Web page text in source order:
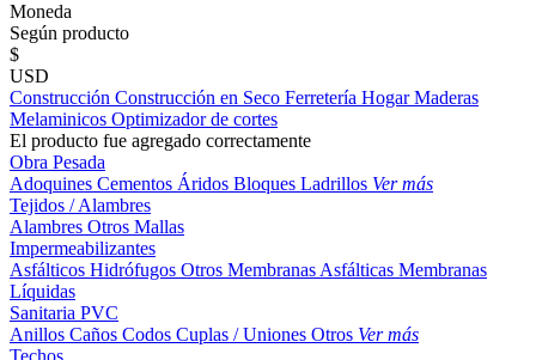
Moneda
Según producto
$
USD
Construcción Construcción en Seco Ferretería HogarMaderas
Melaminicos Optimizador de cortes
El producto fue agregado correctamente
Obra Pesada
Adoquines Cementos Áridos Bloques Ladrillos Ver más
Tejidos / Alambres
Alambres Otros Mallas
Impermeabilizantes
Asfálticos Hidrófugos Otros Membranas Asfálticas Membranas
Líquidas
Sanitaria PVC
Anillos Caños Codos Cuplas / Uniones Otros Ver más
Techos